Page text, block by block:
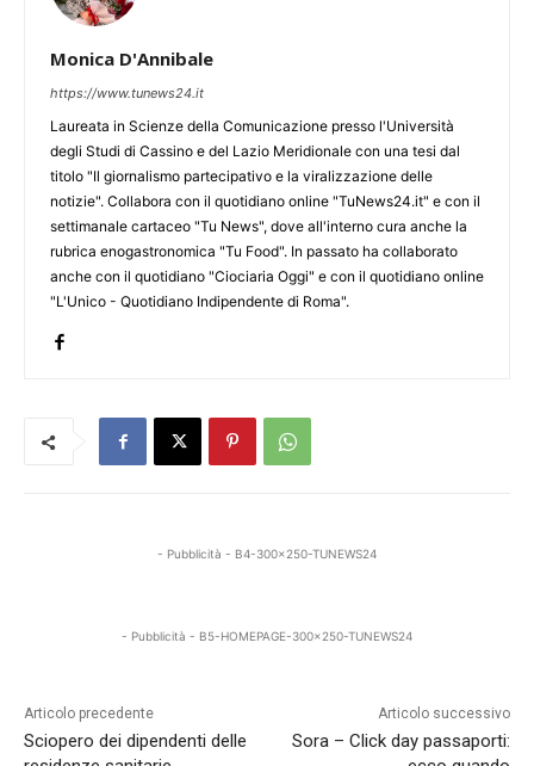
Monica D'Annibale
https://www.tunews24.it
Laureata in Scienze della Comunicazione presso l'Università
degli Studi di Cassino e del Lazio Meridionale con una tesi dal
titolo "Il giornalismo partecipativo e la viralizzazione delle
notizie". Collabora con il quotidiano online "TuNews24.it" e con il
settimanale cartaceo "Tu News", dove all'interno cura anche la
rubrica enogastronomica "Tu Food". In passato ha collaborato
anche con il quotidiano "Ciociaria Oggi" e con il quotidiano online
"L'Unico - Quotidiano Indipendente di Roma".
- Pubblicità - B4-300x250-TUNEWS24
- Pubblicità - B5-HOMEPAGE-300x250-TUNEWS24
Articolo precedente
Sciopero dei dipendenti delle
Articolo successivo
Sora – Click day passaporti: